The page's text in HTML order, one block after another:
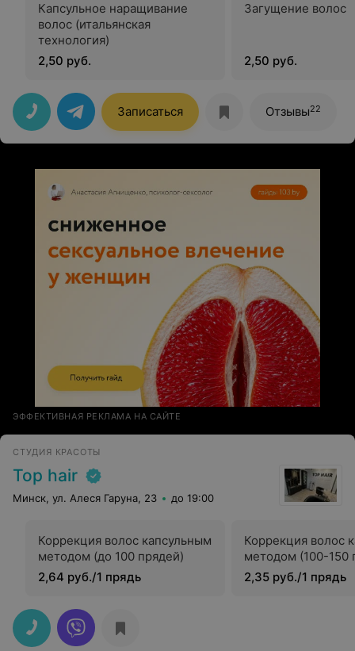
Капсульное наращивание
волос (итальянская
технология)
2,50 руб.
Загущение волос
2,50 руб.
Записаться Отзывы22
ЭФФЕКТИВНАЯ РЕКЛАМА НА САЙТЕ
СТУДИЯ КРАСОТЫ
Top hair
Минск, ул. Алеся Гаруна, 23 до 19:00
Коррекция волос капсульным
методом (до 100 прядей)
2,64 руб./1 прядь
Коррекция волос
методом (100-150
2,35 руб./1 прядь